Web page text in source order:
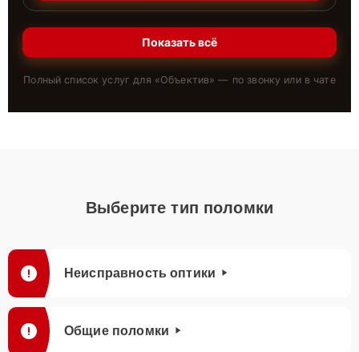
Показать всё
Полный список услуг для «Объектив» — по звонку или в чате
Выберите тип поломки
Неисправность оптики
Общие поломки